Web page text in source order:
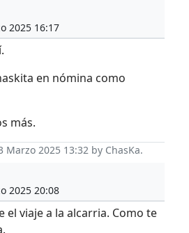
2025 16:17
en nómina como
más.
Marzo 2025 13:32 by ChasKa.
2025 20:08
el viaje a la alcarria. Como te